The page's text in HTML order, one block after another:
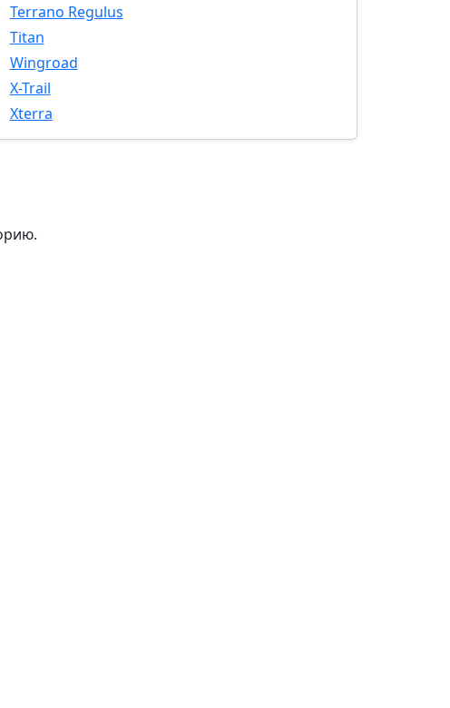
Terrano Regulus
Titan
Wingroad
X-Trail
Xterra